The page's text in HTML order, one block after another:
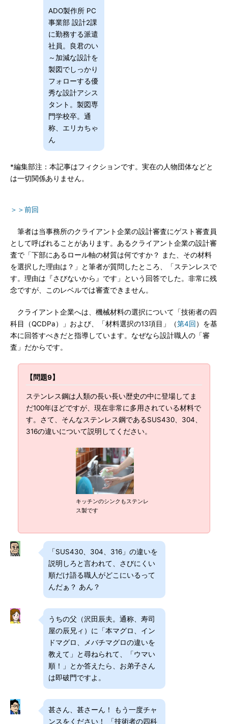
ADO製作所 PC
事業部 設計2課
に勤務する派遣
社員。良君のい
～加減な設計を
製図でしっかり
フォローする優
秀な設計アシス
タント。製図専
門学校卒。通
称、エリカちゃ
ん
*編集部注：本記事はフィクションです。実在の人物団体などと
は一切関係ありません。
＞＞前回
筆者は当事務所のクライアント企業の設計審査にゲスト審査員
として呼ばれることがあります。あるクライアント企業の設計審
査で「下部にあるロール軸の材質は何ですか？ また、その材料
を選択した理由は？」と筆者が質問したところ、「ステンレスで
す。理由は『さびないから』です」という回答でした。非常に残
念ですが、このレベルでは審査できません。
クライアント企業へは、機械材料の選択について「技術者の四
科目（QCDPa）」および、「材料選択の13項目」（第4回 ）を基
本に回答すべきだと指導しています。なぜなら設計職人の「審
査」だからです。
【問題9】
ステンレス鋼は人類の長い長い歴史の中に登場してま
だ100年ほどですが、現在非常に多用されている材料で
す。さて、そんなステンレス鋼であるSUS430、304、
316の違いについて説明してください。
キッチンのシンクもステンレ
ス製です
「SUS430、304、316」の違いを
説明しろと言われて、さびにくい
順だけ語る職人がどこにいるって
んだぁ？ あん？
うちの父（沢田辰夫。通称、寿司
屋の辰兄ィ）に「本マグロ、イン
ドマグロ、メバチマグロの違いを
教えて」と尋ねられて、「ウマい
順！」とか答えたら、お弟子さん
は即破門ですよ。
甚さん、甚さーん！ もう一度チャ
ンスをください！ 「技術者の四科